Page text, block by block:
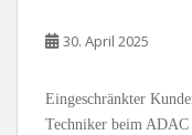
30. April 2025
Eingeschränkter
Techniker beim